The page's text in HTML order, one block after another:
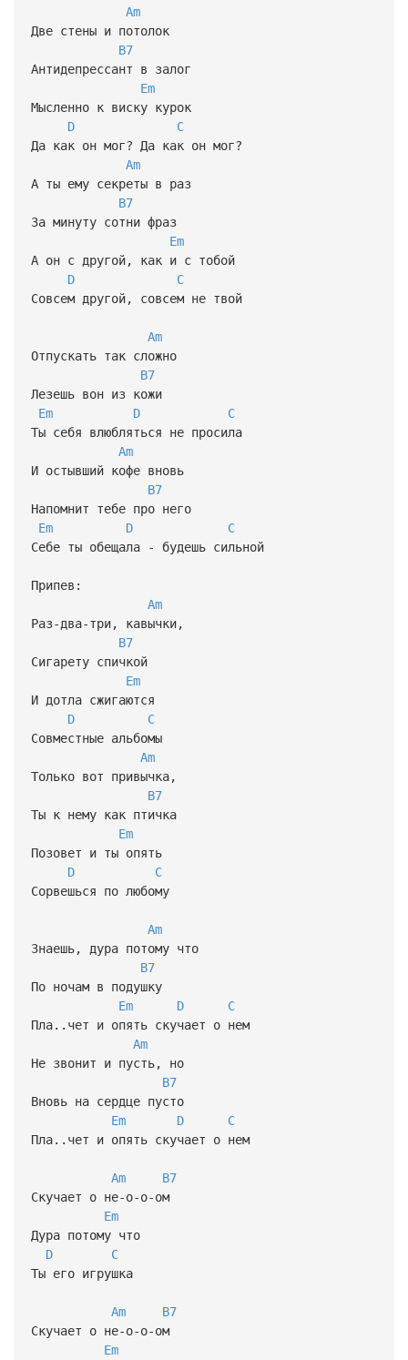
Am
Две стены и потолок
B7
Антидепрессант в залог
Em
Мысленно к виску курок
D
C
Да как он мог? Да как он мог?
Am
А ты ему секреты в раз
B7
За минуту сотни фраз
Em
А он с другой, как и с тобой
D
C
Совсем другой, совсем не твой
Am
Отпускать так сложно
B7
Лезешь вон из кожи
Em
D
C
Ты себя влюбляться не просила
Am
И остывший кофе вновь
B7
Напомнит тебе про него
Em
D
C
Себе ты обещала - будешь сильной
Припев:
Am
Раз-два-три, кавычки,
B7
Сигарету спичкой
Em
И дотла сжигаются
D
C
Совместные альбомы
Am
Только вот привычка,
B7
Ты к нему как птичка
Em
Позовет и ты опять
D
C
Сорвешься по любому
Am
Знаешь, дура потому что
B7
По ночам в подушку
Em
D
C
Пла..чет и опять скучает о нем
Am
Не звонит и пусть, но
B7
Вновь на сердце пусто
Em
D
C
Пла..чет и опять скучает о нем
Am
B7
Скучает о не-о-о-ом
Em
Дура потому что
D
C
Ты его игрушка
Am
B7
Скучает о не-о-о-ом
Em